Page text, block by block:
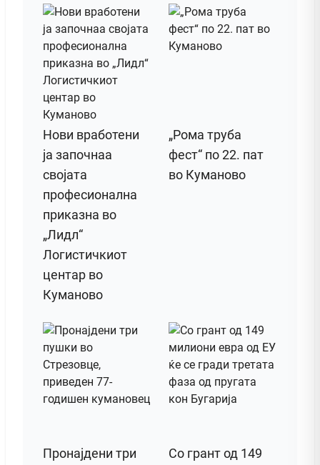
Нови вработени
ја започнаа
својата
професионална
приказна во
„Лидл“
Логистичкиот
центар во
Куманово
„Рома труба
фест“ по 22. пат
во Куманово
Пронајдени три
Со грант од 149